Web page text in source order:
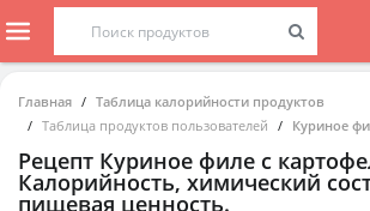
Главная
Таблица калорийности продуктов
Таблица продуктов пользователей
Куриное
Рецепт Куриное филе с
Калорийность, химический
пищевая ценность.